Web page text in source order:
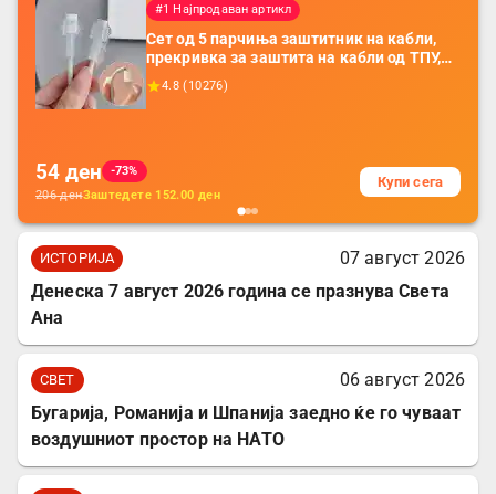
#1 Најпродаван артикл
Сет од 5 парчиња заштитник на кабли,
прекривка за заштита на кабли од ТПУ,
додатоци за заштита на кабли, без
батерија, за мобилни телефони, комплет
4.8 (10276)
54 ден
-73%
206денЗаштедете 152.00 ден
Купи сега
ИСТОРИЈА
07 август 2026
Денеска 7 август 2026 година се празнува Света
Ана
СВЕТ
06 август 2026
Бугарија, Романија и Шпанија заедно ќе го чуваат
воздушниот простор на НАТО